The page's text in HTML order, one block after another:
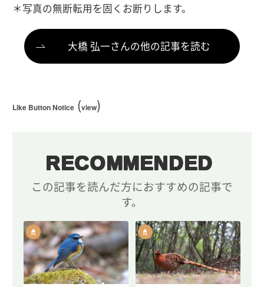
＊写真の無断転用を固くお断りします。
大橋 弘一さんの他の記事を読む
Like Button Notice(view)
RECOMMENDED
この記事を読んだ方におすすめの記事で
す。